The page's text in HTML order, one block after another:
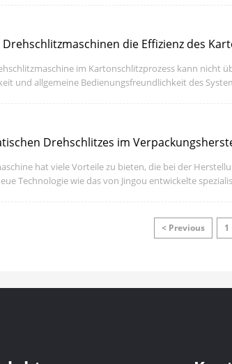
die Effizienz des
im Kartonschlitzprozess kann nicht
und allgemeine Bedienungsfreundlichkeit des
Drehschlitzes im
hat viele Vorteile zu bieten, die bei der
Technologie wie das von Jingou entwickelte
< Previous 1